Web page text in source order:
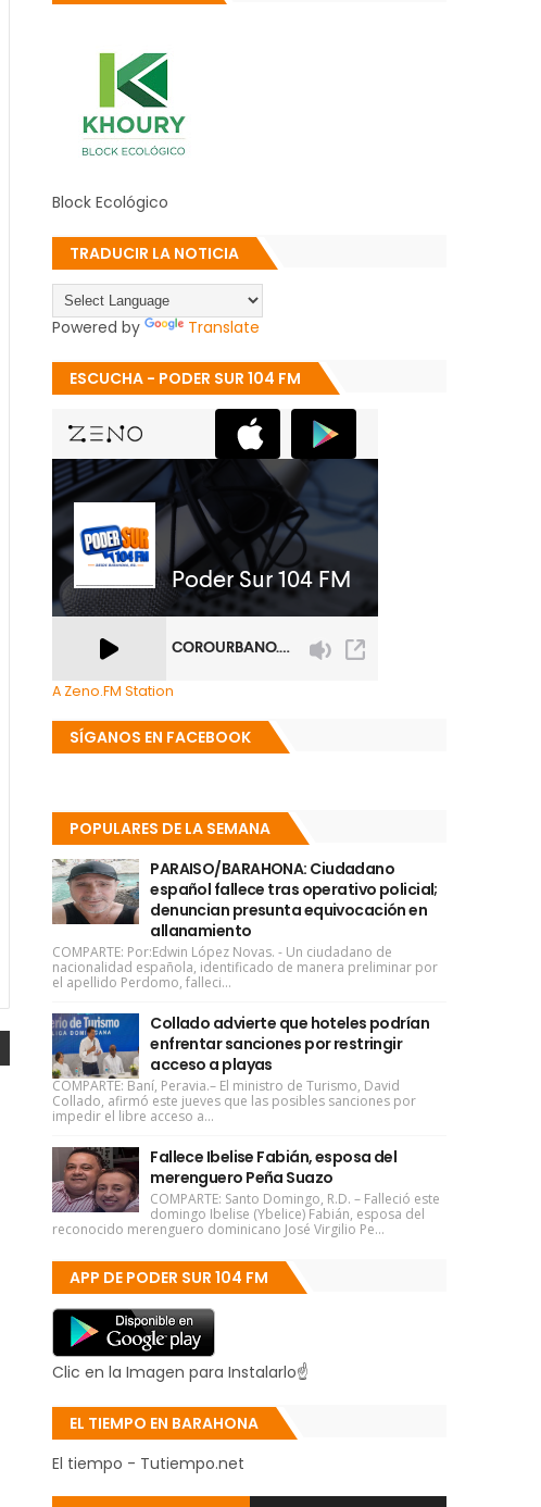
Block Ecológico
TRADUCIR LA NOTICIA
Powered by Translate
ESCUCHA - PODER SUR 104 FM
A Zeno.FM Station
SÍGANOS EN FACEBOOK
POPULARES DE LA SEMANA
PARAISO/BARAHONA: Ciudadano
español fallece tras operativo policial;
denuncian presunta equivocación en
allanamiento
COMPARTE: Por:Edwin López Novas. - Un ciudadano de
nacionalidad española, identificado de manera preliminar por
el apellido Perdomo, falleci...
Collado advierte que hoteles podrían
enfrentar sanciones por restringir
acceso a playas
COMPARTE: Baní, Peravia.– El ministro de Turismo, David
Collado, afirmó este jueves que las posibles sanciones por
impedir el libre acceso a...
Fallece Ibelise Fabián, esposa del
merenguero Peña Suazo
COMPARTE: Santo Domingo, R.D. – Falleció este
domingo Ibelise (Ybelice) Fabián, esposa del
reconocido merenguero dominicano José Virgilio Pe...
APP DE PODER SUR 104 FM
Clic en la Imagen para Instalarlo☝
EL TIEMPO EN BARAHONA
El tiempo - Tutiempo.net